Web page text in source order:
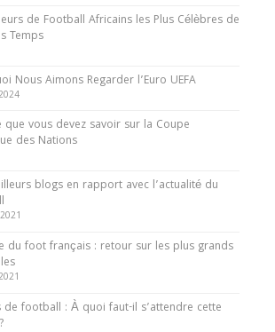
de Football Africains les Plus Célèbres de
Temps
Nous Aimons Regarder l’Euro UEFA
que vous devez savoir sur la Coupe
des Nations
blogs en rapport avec l’actualité du
du foot français : retour sur les plus grands
de football : À quoi faut-il s’attendre cette